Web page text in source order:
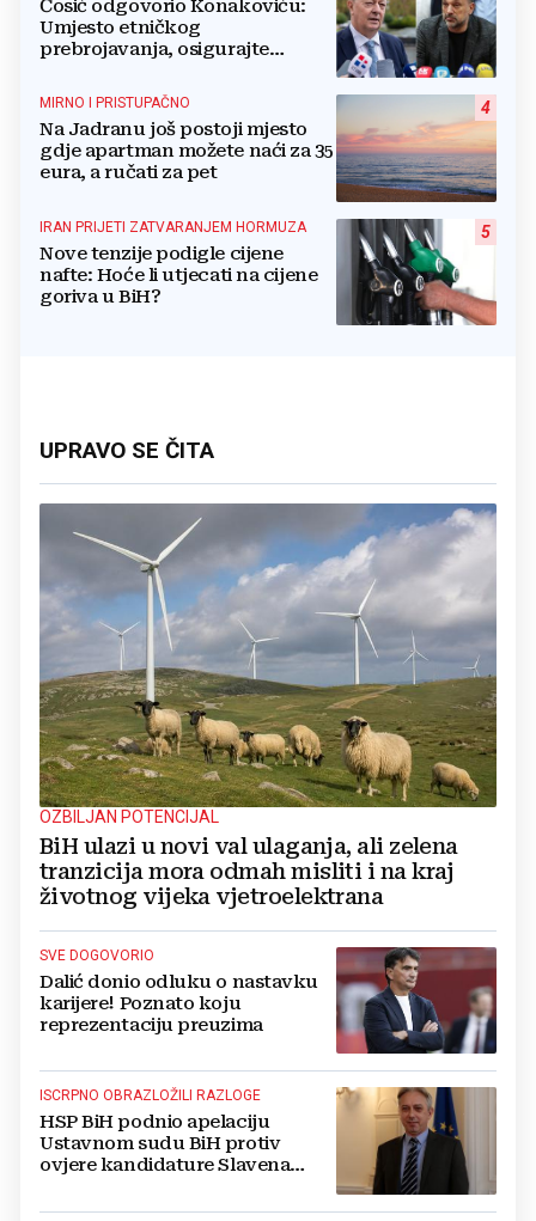
Ćosić odgovorio Konakoviću:
Umjesto etničkog
prebrojavanja, osigurajte
4
MIRNO I PRISTUPAČNO
Na Jadranu još postoji mjesto
gdje apartman možete naći za 35
eura, a ručati za pet
5
IRAN PRIJETI ZATVARANJEM HORMUZA
Nove tenzije podigle cijene
nafte: Hoće li utjecati na cijene
goriva u BiH?
UPRAVO SE ČITA
OZBILJAN POTENCIJAL
BiH ulazi u novi val ulaganja, ali zelena
tranzicija mora odmah misliti i na kraj
životnog vijeka vjetroelektrana
SVE DOGOVORIO
Dalić donio odluku o nastavku
karijere! Poznato koju
reprezentaciju preuzima
ISCRPNO OBRAZLOŽILI RAZLOGE
HSP BiH podnio apelaciju
Ustavnom sudu BiH protiv
ovjere kandidature Slavena